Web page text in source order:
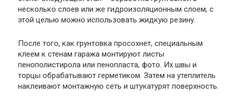
несколько слоев или же гидроизоляционным слоем, с
этой целью можно использовать жидкую резину.
После того, как грунтовка просохнет, специальным
клеем к стенам гаража монтируют листы
пенополистирола или пенопласта, фото. Их швы и
торцы обрабатывают герметиком. Затем на утеплитель
наклеивают монтажную сеть и штукатурят поверхность.